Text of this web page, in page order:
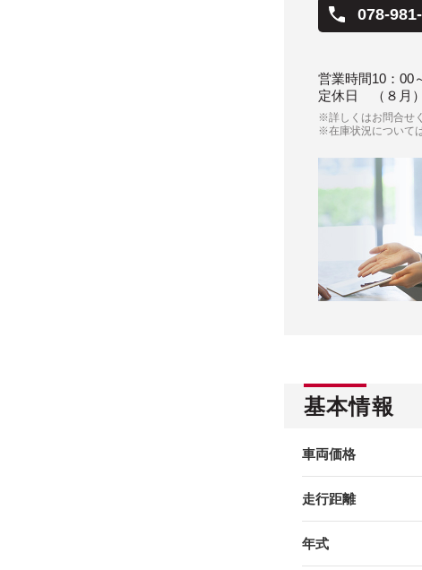
078-
営業時間10：00
定休日
（８月
※詳しくはお問合せ
※在庫状況について
基本情報
車両価格
走行距離
年式